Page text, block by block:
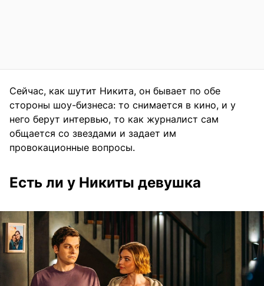
Сейчас, как шутит Никита, он бывает по обе
стороны шоу-бизнеса: то снимается в кино, и у
него берут интервью, то как журналист сам
общается со звездами и задает им
провокационные вопросы.
Есть ли у Никиты девушка